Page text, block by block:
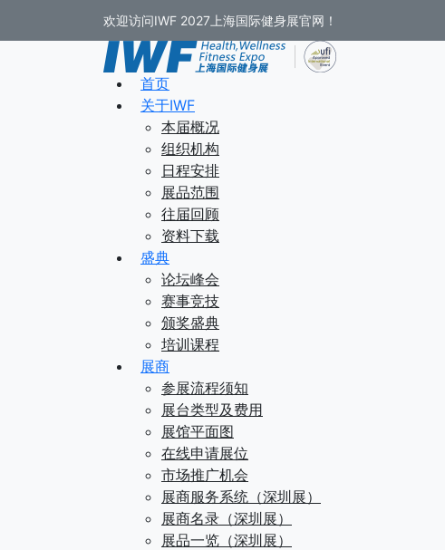
欢迎访问IWF 2027上海国际健身展官网！
首页
关于IWF
本届概况
组织机构
日程安排
展品范围
往届回顾
资料下载
盛典
论坛峰会
赛事竞技
颁奖盛典
培训课程
展商
参展流程须知
展台类型及费用
展馆平面图
在线申请展位
市场推广机会
展商服务系统（深圳展）
展商名录（深圳展）
展品一览（深圳展）